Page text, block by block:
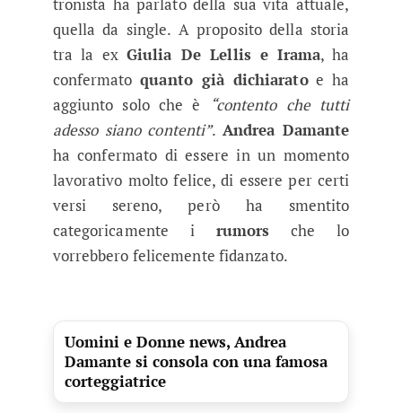
quella da single. A proposito della storia
tra la ex Giulia De Lellis e Irama, ha
confermatoquanto già dichiaratoe ha
aggiunto solo che è
“contento che tutti
adesso siano contenti”. Andrea Damante
ha confermato di essere in un momento
lavorativo molto felice, di essere per certi
versi sereno, però ha smentito
categoricamente i rumors che lo
vorrebbero felicemente fidanzato.
Uomini e Donne news, Andrea
Damante si consola con una famosa
corteggiatrice